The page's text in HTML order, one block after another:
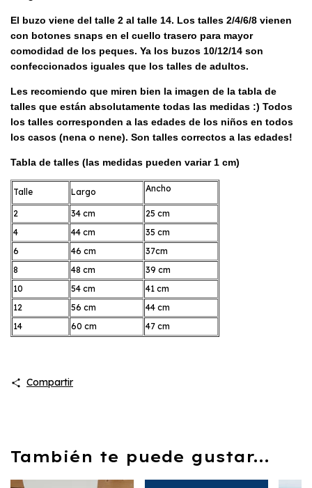
El buzo viene del talle 2 al talle 14. Los talles 2/4/6/8 vienen
con botones snaps en el cuello trasero para mayor
comodidad de los peques. Ya los buzos 10/12/14 son
confeccionados iguales que los talles de adultos.
Les recomiendo que miren bien la imagen de la tabla de
talles que están absolutamente todas las medidas :) Todos
los talles corresponden a las edades de los niños en todos
los casos (nena o nene). Son talles correctos a las edades!
Tabla de talles (las medidas pueden variar 1 cm)
Talle Largo Ancho
2 34 cm
25 cm
4
44 cm
35 cm
6
46 cm
37cm
8
48 cm
39 cm
10
54 cm
41 cm
12
56 cm
44 cm
14
60 cm 47 cm
Compartir
También te puede gustar...